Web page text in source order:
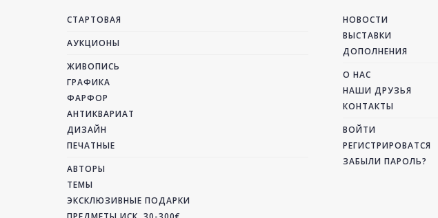
СТАРТОВАЯ
АУКЦИОНЫ
ЖИВОПИСЬ
ГРАФИКА
ФАРФОР
АНТИКВАРИАТ
ДИЗАЙН
ПЕЧАТНЫЕ
АВТОРЫ
ТЕМЫ
ЭКСКЛЮЗИВНЫЕ ПОДАРКИ
НОВОСТИ
ВЫСТАВКИ
ДОПОЛНЕНИЯ
О НАС
НАШИ ДРУЗЬЯ
КОНТАКТЫ
ВОЙТИ
РЕГИСТРИРОВАТСЯ
ЗАБЫЛИ ПАРОЛЬ?